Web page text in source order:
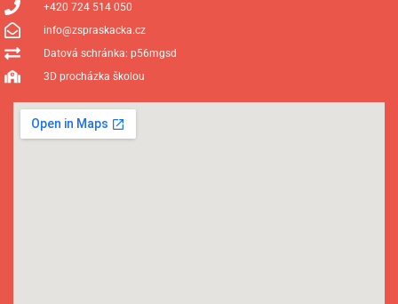
+420 724 514 050
info@zspraskacka.cz
Datová schránka: p56mgsd
3D procházka školou